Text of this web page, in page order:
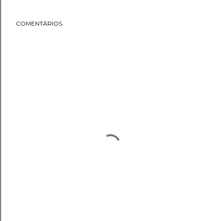
COMENTÁRIOS